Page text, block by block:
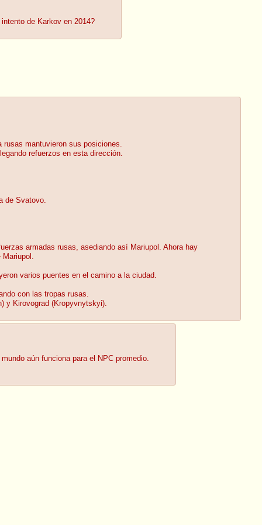
de Karkov en 2014?
mantuvieron sus posiciones.
refuerzos en esta dirección.
de Svatovo.
armadas rusas, asediando así Mariupol. Ahora hay
varios puentes en el camino a la ciudad.
con las tropas rusas.
y Kirovograd (Kropyvnytskyi).
aún funciona para el NPC promedio.